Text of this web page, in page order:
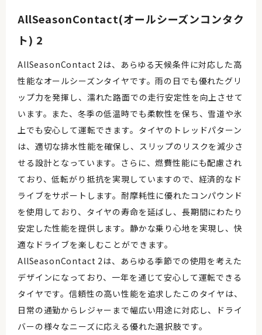
AllSeasonContact(オールシーズンコンタク
ト) 2
AllSeasonContact 2は、あらゆる天候条件に対応した高
性能なオールシーズンタイヤです。雨の日でも優れたグリ
ップ力を発揮し、濡れた路面での走行安定性を向上させて
います。また、冬季の低温時でも柔軟性を保ち、雪道や氷
上でも安心して運転できます。タイヤのトレッドパターン
は、適切な排水性能を確保し、スリップのリスクを減少さ
せる設計となっています。さらに、燃費性能にも配慮され
ており、低転がり抵抗を実現していますので、経済的なド
ライブをサポートします。耐摩耗性に優れたコンパウンド
を使用しており、タイヤの寿命を延ばし、長期間にわたり
安定した性能を提供します。静かな乗り心地を実現し、快
適なドライブを楽しむことができます。
AllSeasonContact 2は、あらゆる季節での使用を考えた
デザインになっており、一年を通じて安心して運転できる
タイヤです。信頼性の高い性能を追求したこのタイヤは、
日常の通勤からレジャーまで幅広い用途に対応し、ドライ
バーの様々なニーズに応える優れた選択肢です。